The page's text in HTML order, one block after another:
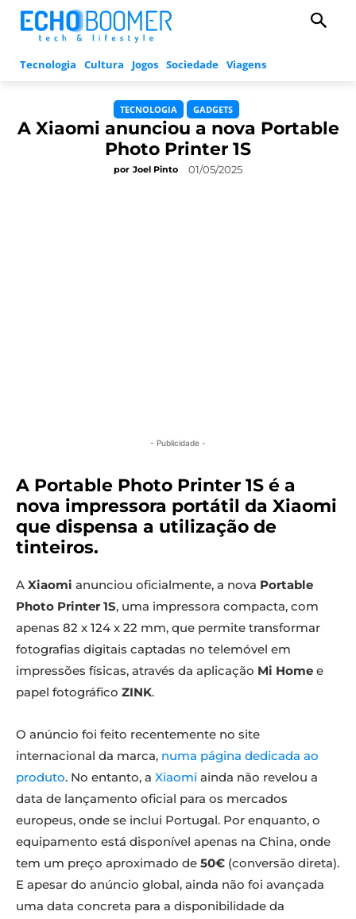
Tecnologia Cultura Jogos Sociedade Viagens
TECNOLOGIA GADGETS
A Xiaomi anunciou a nova Portable
Photo Printer 1S
por Joel Pinto 01/05/2025
- Publicidade -
A Portable Photo Printer 1S é a
nova impressora portátil da Xiaomi
que dispensa a utilização de
tinteiros.
A Xiaomi anunciou oficialmente, a nova Portable
Photo Printer 1S, uma impressora compacta, com
apenas 82 x 124 x 22 mm, que permite transformar
fotografias digitais captadas no telemóvel em
impressões físicas, através da aplicação Mi Home e
papel fotográfico ZINK.
O anúncio foi feito recentemente no site
internacional da marca, numa página dedicada ao
produto. No entanto, a Xiaomi ainda não revelou a
data de lançamento oficial para os mercados
europeus, onde se inclui Portugal. Por enquanto, o
equipamento está disponível apenas na China, onde
tem um preço aproximado de 50€ (conversão direta).
E apesar do anúncio global, ainda não foi avançada
uma data concreta para a disponibilidade da